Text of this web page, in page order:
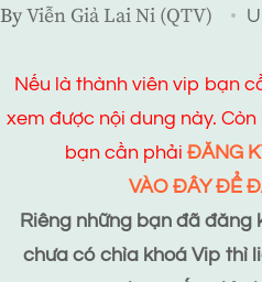
ByViễn Giả Lai Ni (QTV)
Nếu là thành viên vip bạn
xem được nội dung này.
bạn cần phải ĐĂNG
VÀO ĐÂY ĐỂ
Riêng những bạn đã đăng
chưa có chìa khoá Vip thì